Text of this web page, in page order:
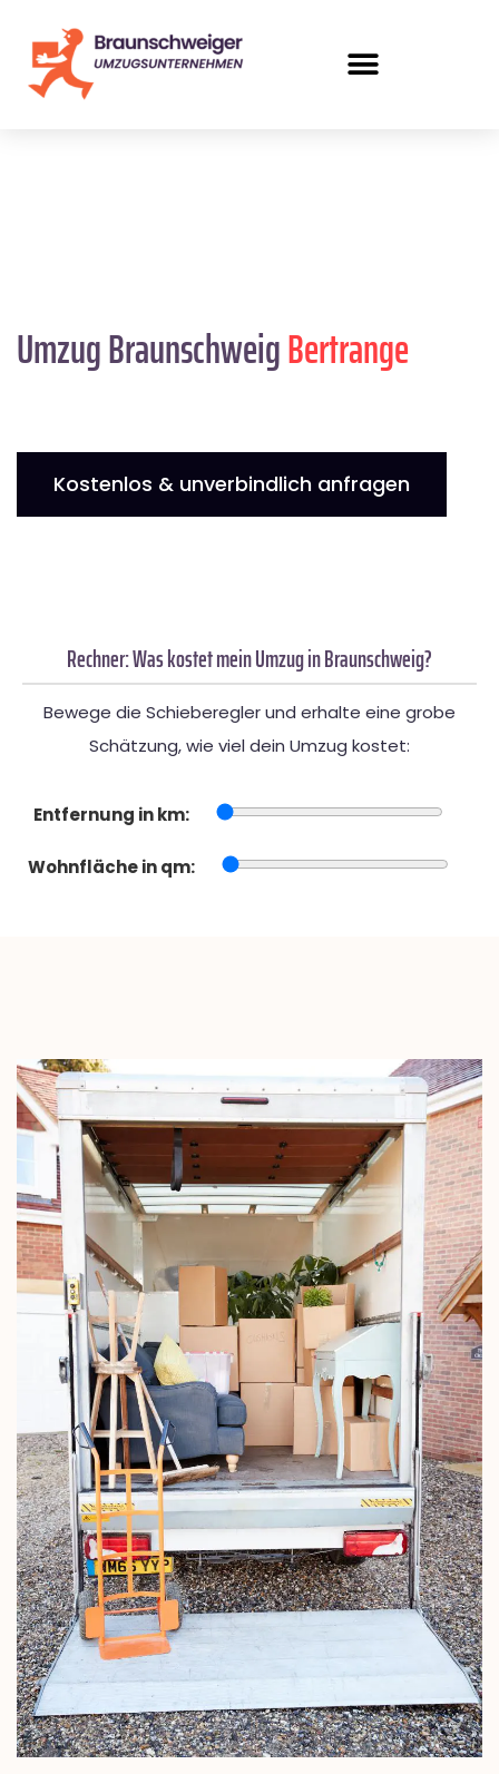
Umzug BraunschweigBertrange
Kostenlos & unverbindlich anfragen
Rechner: Was kostet mein Umzug in Braunschweig?
Bewege die Schieberegler und erhalte eine grobe
Schätzung, wie viel dein Umzug kostet:
Entfernung in km:
Wohnfläche in qm: